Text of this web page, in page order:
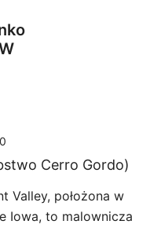
Cerro Gordo)
Valley, położona w
Iowa, to malownicza